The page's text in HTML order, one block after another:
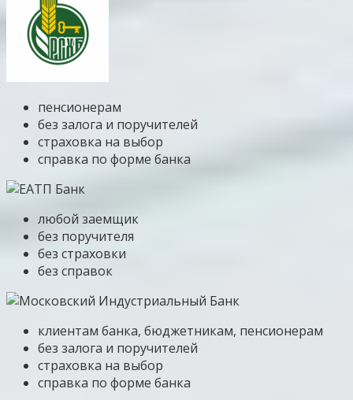
пенсионерам
без залога и поручителей
страховка на выбор
справка по форме банка
любой заемщик
без поручителя
без страховки
без справок
клиентам банка, бюджетникам, пенсионерам
без залога и поручителей
страховка на выбор
справка по форме банка